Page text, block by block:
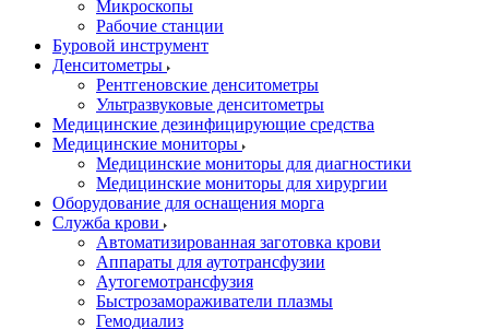
Микроскопы
Рабочие станции
Буровой инструмент
Денситометры
Рентгеновские денситометры
Ультразвуковые денситометры
Медицинские дезинфицирующие средства
Медицинские мониторы
Медицинские мониторы для диагностики
Медицинские мониторы для хирургии
Оборудование для оснащения морга
Служба крови
Автоматизированная заготовка крови
Аппараты для аутотрансфузии
Аутогемотрансфузия
Быстрозамораживатели плазмы
Гемодиализ